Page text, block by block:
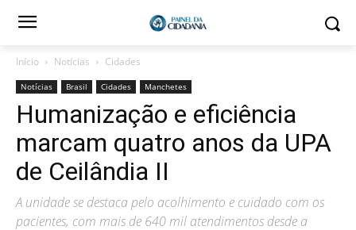
Início Notícias Cidades
Notícias Brasil Cidades Manchetes
Humanização e eficiência
marcam quatro anos da UPA
de Ceilândia II
A unidade se destaca pelo acolhimento e cuidado com os
pacientes, com mais de 640 mil atendimentos desde a